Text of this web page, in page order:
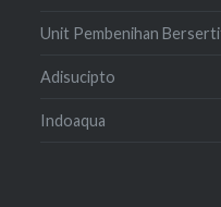
Unit Pembenihan
Adisucipto
Indoaqua